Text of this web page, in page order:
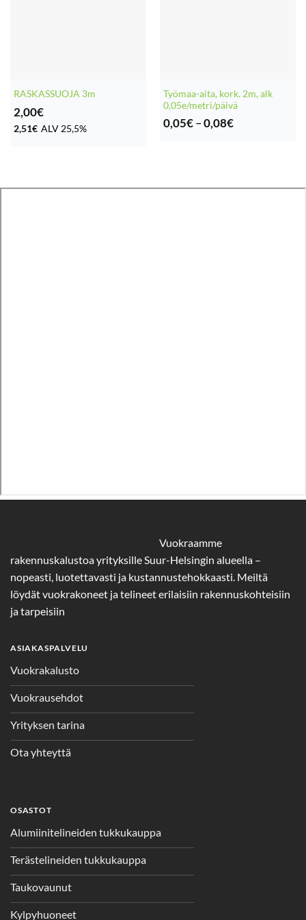
RASKASSUOJA 3m
2,00€
2,51€ ALV 25,5%
Työmaa-aita, kork. 2m, alk
0,05e/metri/päivä
0,05€ –0,08€Hintaluokka:
Vuokraamme
rakennuskalustoa yrityksille Suur-Helsingin alueella –
nopeasti, luotettavasti ja kustannustehokkaasti. Meiltä
löydät vuokrakoneet ja telineet erilaisiin rakennuskohteisiin
ja tarpeisiin
ASIAKASPALVELU
Vuokrakalusto
Vuokrausehdot
Yrityksen tarina
Ota yhteyttä
OSASTOT
Alumiinitelineiden tukkukauppa
Terästelineiden tukkukauppa
Taukovaunut
Kylpyhuoneet